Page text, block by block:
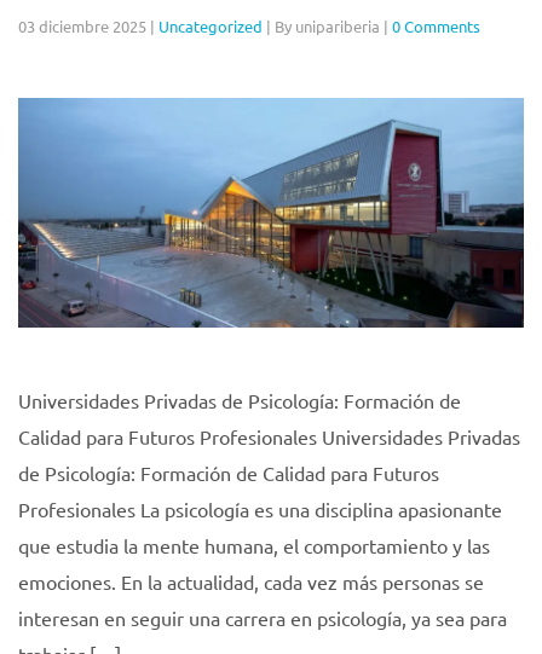
03 diciembre 2025 | Uncategorized | By unipariberia | 0 Comments
Universidades Privadas de Psicología: Formación de
Calidad para Futuros Profesionales Universidades Privadas
de Psicología: Formación de Calidad para Futuros
Profesionales La psicología es una disciplina apasionante
que estudia la mente humana, el comportamiento y las
emociones. En la actualidad, cada vez más personas se
interesan en seguir una carrera en psicología, ya sea para